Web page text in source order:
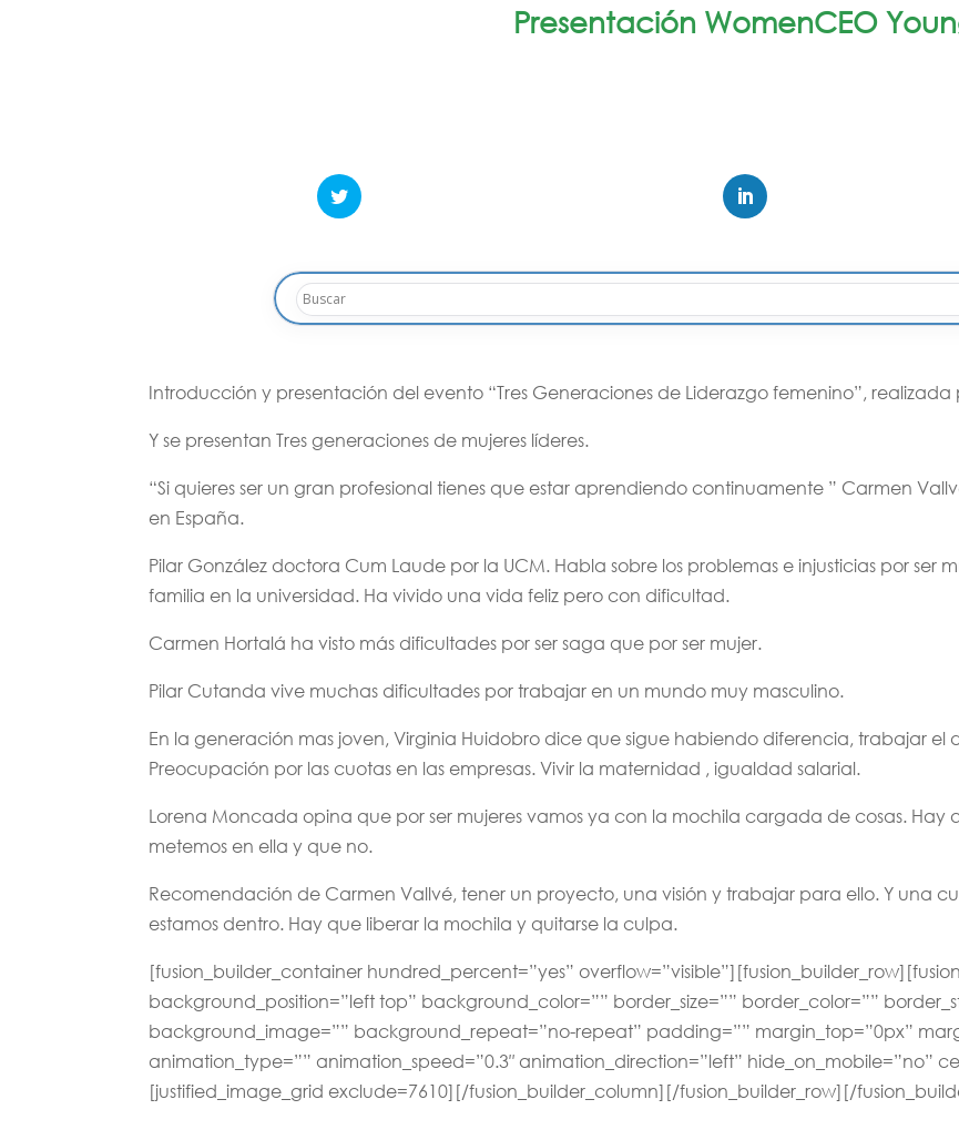
Presentación WomenCEO
Introducción y presentación del evento “Tres Generaciones de Liderazgo femenino”,
Y se presentan Tres generaciones de mujeres líderes.
“Si quieres ser un gran profesional tienes que estar aprendiendo continuamente ” Carmen
en España.
Pilar González doctora Cum Laude por la UCM. Habla sobre los problemas e injusticias por ser
familia en la universidad. Ha vivido una vida feliz pero con dificultad.
Carmen Hortalá ha visto más dificultades por ser saga que por ser mujer.
Pilar Cutanda vive muchas dificultades por trabajar en un mundo muy masculino.
En la generación mas joven, Virginia Huidobro dice que sigue habiendo diferencia, trabajar el
Preocupación por las cuotas en las empresas. Vivir la maternidad , igualdad salarial.
Lorena Moncada opina que por ser mujeres vamos ya con la mochila cargada de cosas.
metemos en ella y que no.
Recomendación de Carmen Vallvé, tener un proyecto, una visión y trabajar para ello. Y una
estamos dentro. Hay que liberar la mochila y quitarse la culpa.
[fusion_builder_container hundred_percent=”yes”
background_position=”left top” background_color=”” border_size=”” border_color=””
background_image=”” background_repeat=”no-repeat” padding=”” margin_top=”0px”
animation_type=”” animation_speed=”0.3″ animation_direction=”left” hide_on_mobile=”no”
[justified_image_grid exclude=7610][/fusion_builder_column][/fusion_builder_row][/